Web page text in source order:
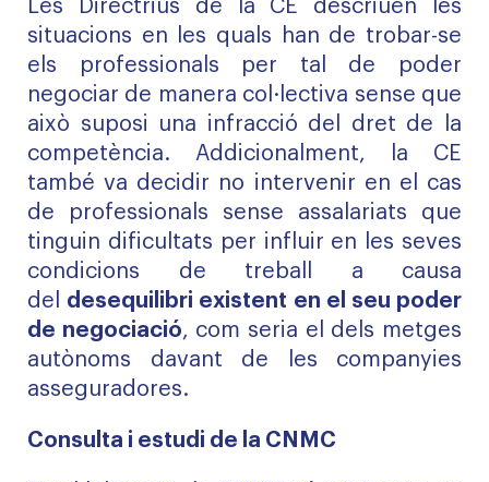
Les Directrius de la CE descriuen les
situacions en les quals han de trobar-se
els professionals per tal de poder
negociar de manera col·lectiva sense que
això suposi una infracció del dret de la
competència. Addicionalment, la CE
també va decidir no intervenir en el cas
de professionals sense assalariats que
tinguin dificultats per influir en les seves
condicions de treball a causa
del desequilibri existent en el seu poder
de negociació, com seria el dels metges
autònoms davant de les companyies
asseguradores.
Consulta i estudi de la CNMC